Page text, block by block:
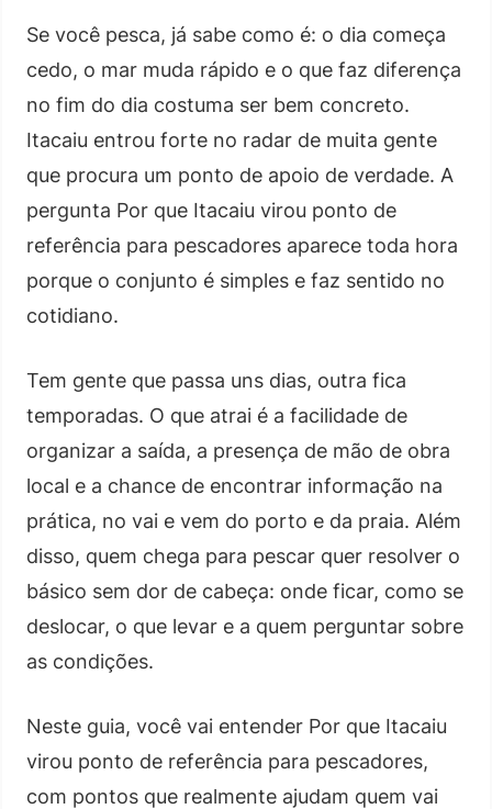
Se você pesca, já sabe como é: o dia começa
cedo, o mar muda rápido e o que faz diferença
no fim do dia costuma ser bem concreto.
Itacaiu entrou forte no radar de muita gente
que procura um ponto de apoio de verdade. A
pergunta Por que Itacaiu virou ponto de
referência para pescadores aparece toda hora
porque o conjunto é simples e faz sentido no
cotidiano.
Tem gente que passa uns dias, outra fica
temporadas. O que atrai é a facilidade de
organizar a saída, a presença de mão de obra
local e a chance de encontrar informação na
prática, no vai e vem do porto e da praia. Além
disso, quem chega para pescar quer resolver o
básico sem dor de cabeça: onde ficar, como se
deslocar, o que levar e a quem perguntar sobre
as condições.
Neste guia, você vai entender Por que Itacaiu
virou ponto de referência para pescadores,
com pontos que realmente ajudam quem vai